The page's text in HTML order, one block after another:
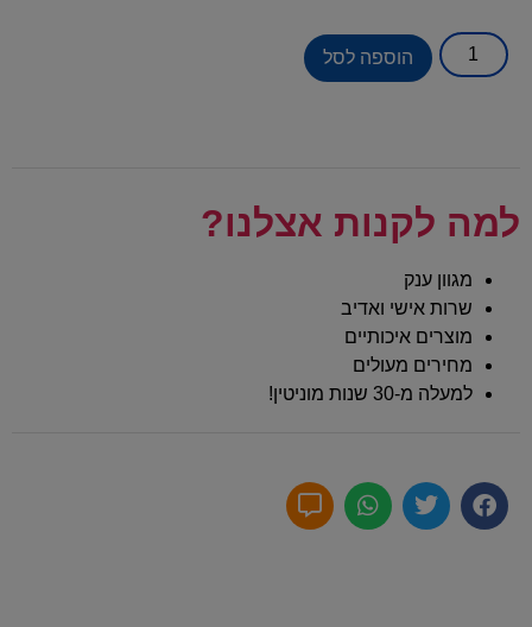
הוספה לסל
למה לקנות אצלנו?
מגוון ענק
שרות אישי ואדיב
מוצרים איכותיים
מחירים מעולים
למעלה מ-30 שנות מוניטין!